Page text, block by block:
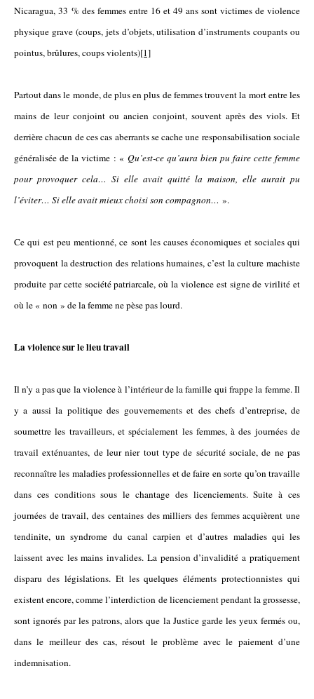
Nicaragua, 33 % des femmes entre 16 et 49 ans sont victimes de violence
physique grave (coups, jets d’objets, utilisation d’instruments coupants ou
pointus, brûlures, coups violents)[1]
Partout dans le monde, de plus en plus de femmes trouvent la mort entre les
mains de leur conjoint ou ancien conjoint, souvent après des viols. Et
derrière chacun de ces cas aberrants se cache une responsabilisation sociale
généralisée de la victime : « Qu’est-ce qu’aura bien pu faire cette femme
pour provoquer cela… Si elle avait quitté la maison, elle aurait pu
l’éviter… Si elle avait mieux choisi son compagnon… ».
Ce qui est peu mentionné, ce sont les causes économiques et sociales qui
provoquent la destruction des relations humaines, c’est la culture machiste
produite par cette société patriarcale, où la violence est signe de virilité et
où le « non » de la femme ne pèse pas lourd.
La violence sur le lieu travail
Il n’y a pas que la violence à l’intérieur de la famille qui frappe la femme. Il
y a aussi la politique des gouvernements et des chefs d’entreprise, de
soumettre les travailleurs, et spécialement les femmes, à des journées de
travail exténuantes, de leur nier tout type de sécurité sociale, de ne pas
reconnaître les maladies professionnelles et de faire en sorte qu’on travaille
dans ces conditions sous le chantage des licenciements. Suite à ces
journées de travail, des centaines des milliers des femmes acquièrent une
tendinite, un syndrome du canal carpien et d’autres maladies qui les
laissent avec les mains invalides. La pension d’invalidité a pratiquement
disparu des législations. Et les quelques éléments protectionnistes qui
existent encore, comme l’interdiction de licenciement pendant la grossesse,
sont ignorés par les patrons, alors que la Justice garde les yeux fermés ou,
dans le meilleur des cas, résout le problème avec le paiement d’une
indemnisation.